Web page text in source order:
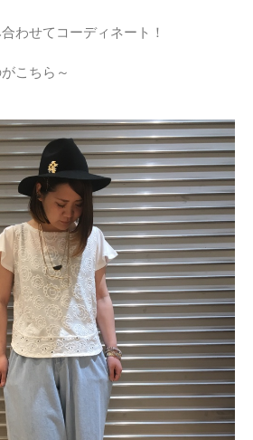
わせてコーディネート！
こちら～